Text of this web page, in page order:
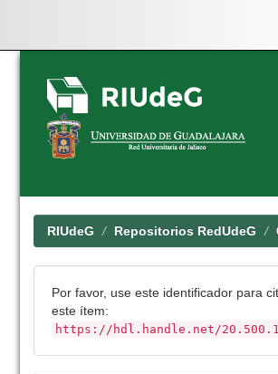
Skip
navigation
RIUdeG Repositorios RedUdeG
Por favor, use este identificador para
este ítem:
https://hdl.handle.net/